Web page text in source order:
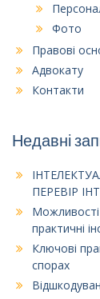
Фото
Правові
Адвокату
Контакти
Недавні
ПЕРЕВІР
Можливості
практичні
Ключові
спорах